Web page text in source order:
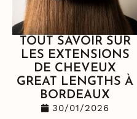
TOUT SAVOIR SUR
LES EXTENSIONS
DE CHEVEUX
GREAT LENGTHS À
BORDEAUX
30/01/2026